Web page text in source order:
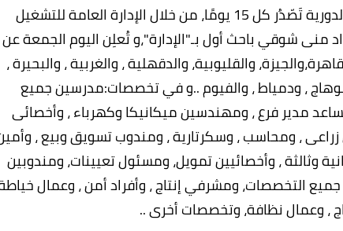
وبحسب البيان قالت "الوزارة" أن نشرة التوظيف الدورية تَصّدُر كل 15 يومًا، من خلال الإدارة العامة للتشغيل
منى شوقي باحث أول بـ"الإدارة"،و تُعلِن اليوم الجمعة عن
13 محافظة،هي:القاهرة،والجيزة، والقليوبية، والدقهلية ، والغربية ، والبحيرة ،
، ودمياط ، والفيوم ..و في تخصصات:مدرسين جميع
مدير فرع ، ومهندسين ميكانيكا وكهرباء ، وأخصائى
، ومحاسب ، وسكرتارية ، ومندوب تسويق وبيع ،
وثالثة ، وأخصائيين تمويل، ومسئول تعيينات، ومندوبين
التخصصات، ومشرفي إنتاج ، وأفراد أمن ، وعمال
، وعمال نظافة، وتخصصات أخرى ..